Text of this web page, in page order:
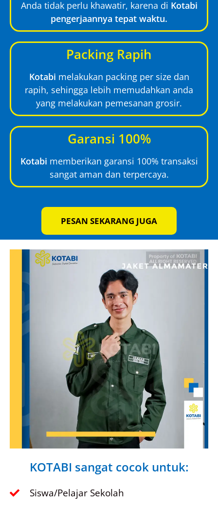
Anda tidak perlu khawatir, karena di Kotabi
pengerjaannya tepat waktu.
Packing Rapih
Kotabi melakukan packing per size dan
rapih, sehingga lebih memudahkan anda
yang melakukan pemesanan grosir.
Garansi 100%
Kotabi memberikan garansi 100% transaksi
sangat aman dan terpercaya.
PESAN SEKARANG JUGA
KOTABI sangat cocok untuk:
Siswa/Pelajar Sekolah